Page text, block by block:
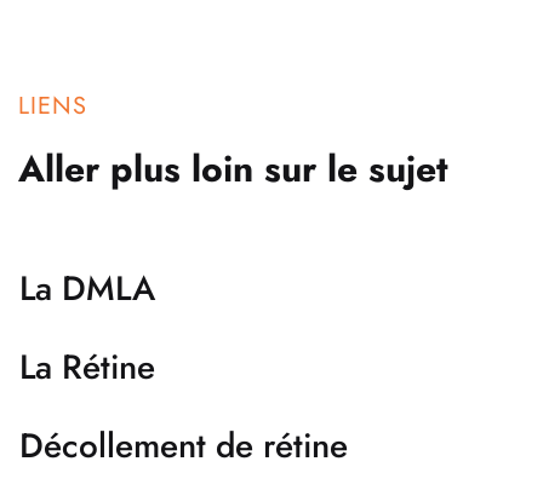
LIENS
Aller plus loin sur le sujet
La DMLA
La Rétine
Décollement de rétine